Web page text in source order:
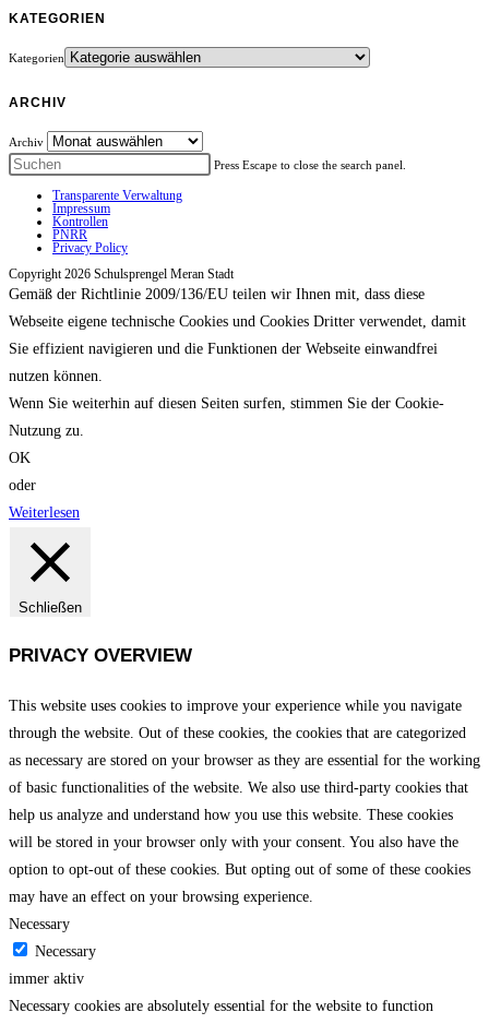
KATEGORIEN
Kategorien
ARCHIV
Archiv
Press Escape to close the search panel.
Transparente Verwaltung
Impressum
Kontrollen
PNRR
Privacy Policy
Copyright 2026 Schulsprengel Meran Stadt
Gemäß der Richtlinie 2009/136/EU teilen wir Ihnen mit, dass diese
Webseite eigene technische Cookies und Cookies Dritter verwendet, damit
Sie effizient navigieren und die Funktionen der Webseite einwandfrei
nutzen können.
Wenn Sie weiterhin auf diesen Seiten surfen, stimmen Sie der Cookie-
Nutzung zu.
OK
oder
Weiterlesen
Schließen
PRIVACY OVERVIEW
This website uses cookies to improve your experience while you navigate
through the website. Out of these cookies, the cookies that are categorized
as necessary are stored on your browser as they are essential for the working
of basic functionalities of the website. We also use third-party cookies that
help us analyze and understand how you use this website. These cookies
will be stored in your browser only with your consent. You also have the
option to opt-out of these cookies. But opting out of some of these cookies
may have an effect on your browsing experience.
Necessary
Necessary
immer aktiv
Necessary cookies are absolutely essential for the website to function